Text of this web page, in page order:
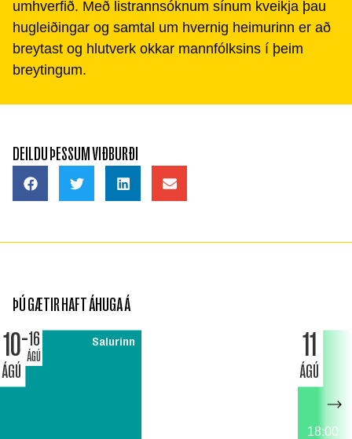
umhverfið. Með listrannsóknum sínum kveikja þau
hugleiðingar og samtal um hvernig heimurinn er að
breytast og hlutverk okkar mannfólksins í þeim
breytingum.
DEILDU ÞESSUM VIÐBURÐI
ÞÚ GÆTIR HAFT ÁHUGA Á
10
ÁGÚ
16
ÁGÚ
Salurinn 11
ÁGÚ
18:00